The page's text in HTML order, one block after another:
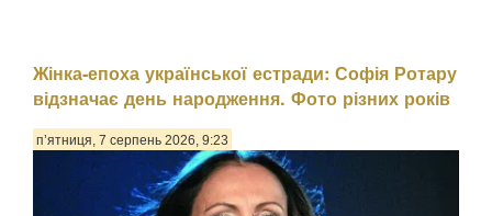
Жінка-епоха української естради: Софія Ротару
відзначає день народження. Фото різних років
п’ятниця, 7 серпень 2026, 9:23